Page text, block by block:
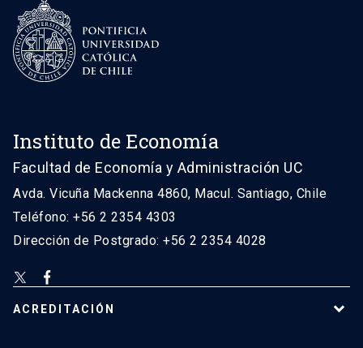
Instituto de Economía
Facultad de Economía y Administración UC
Avda. Vicuña Mackenna 4860, Macul. Santiago, Chile
Teléfono: +56 2 2354 4303
Dirección de Postgrado: +56 2 2354 4028
ACREDITACIÓN